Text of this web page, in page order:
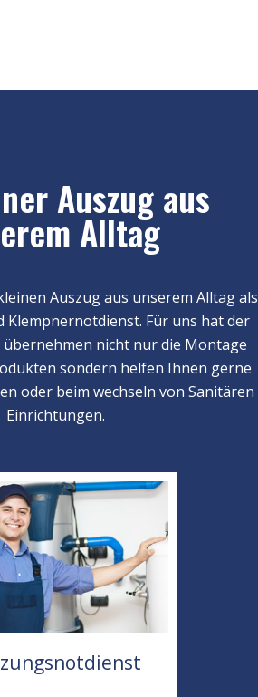
Auszug aus
Alltag
Auszug aus unserem Alltag als
Klempnernotdienst. Für uns hat der
übernehmen nicht nur die Montage
sondern helfen Ihnen gerne
oder beim wechseln von Sanitären
Einrichtungen.